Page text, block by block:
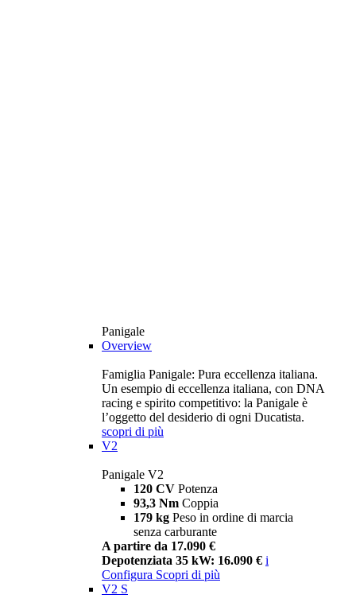
Panigale
Overview
Famiglia Panigale: Pura eccellenza italiana.
Un esempio di eccellenza italiana, con DNA
racing e spirito competitivo: la Panigale è
l’oggetto del desiderio di ogni Ducatista.
scopri di più
V2
Panigale V2
120 CV Potenza
93,3 Nm Coppia
179 kg Peso in ordine di marcia
senza carburante
A partire da 17.090 €
Depotenziata 35 kW: 16.090 € i
Configura Scopri di più
V2 S